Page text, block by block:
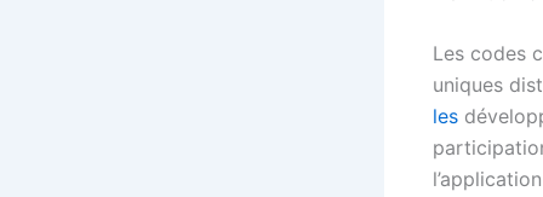
Les codes
uniques
les